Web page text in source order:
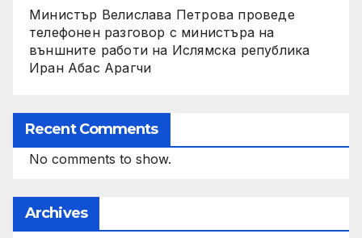
Министър Велислава Петрова проведе
телефонен разговор с министъра на
външните работи на Ислямска република
Иран Абас Арагчи
Recent Comments
No comments to show.
Archives